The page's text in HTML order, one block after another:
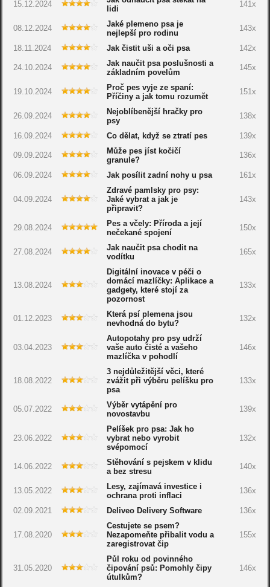
15.12.2024
lidi
141x
08.12.2024
Jaké plemeno psa je
nejlepší pro rodinu
143x
18.11.2024 Jak čistit uši a oči psa 142x
24.10.2024
Jak naučit psa poslušnosti a
základním povelům
145x
19.10.2024
Proč pes vyje ze spaní:
Příčiny a jak tomu rozumět
151x
26.09.2024
Nejoblíbenější hračky pro
psy
138x
16.09.2024 Co dělat, když se ztratí pes 139x
09.09.2024
Může pes jíst kočičí
granule?
136x
06.09.2024 Jak posílit zadní nohy u psa 161x
04.09.2024
Zdravé pamlsky pro psy:
Jaké vybrat a jak je
připravit?
143x
29.08.2024
Pes a včely: Příroda a její
nečekané spojení
150x
27.08.2024
Jak naučit psa chodit na
vodítku
165x
13.08.2024
Digitální inovace v péči o
domácí mazlíčky: Aplikace a
gadgety, které stojí za
pozornost
133x
01.12.2023
Která psí plemena jsou
nevhodná do bytu?
132x
03.04.2023
Autopotahy pro psy udrží
vaše auto čisté a vašeho
mazlíčka v pohodlí
146x
18.08.2022
3 nejdůležitější věci, které
zvážit při výběru pelíšku pro
psa
133x
05.07.2022
Výběr vytápění pro
novostavbu
139x
23.06.2022
Pelíšek pro psa: Jak ho
vybrat nebo vyrobit
svépomocí
132x
14.06.2022
Stěhování s pejskem v klidu
a bez stresu
140x
13.05.2022
Lesy, zajímavá investice i
ochrana proti inflaci
136x
02.09.2021 Deliveo Delivery Software 136x
17.08.2020
Cestujete se psem?
Nezapomeňte přibalit vodu a
zaregistrovat čip
155x
31.05.2020
Půl roku od povinného
čipování psů: Pomohly čipy
útulkům?
146x